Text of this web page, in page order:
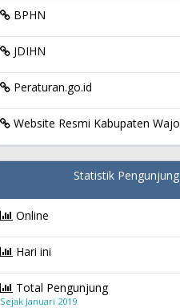
BPHN
JDIHN
Peraturan.go.id
Website Resmi Kabupaten Wajo
Statistik Pengunjung
Online
Hari ini
Total Pengunjung
Sejak Januari 2019